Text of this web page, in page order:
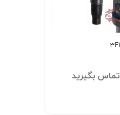
تماس بگیرید